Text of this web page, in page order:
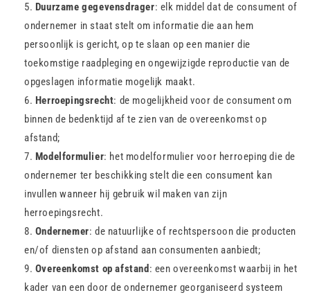
Duurzame gegevensdrager: elk middel dat de consument of
ondernemer in staat stelt om informatie die aan hem
persoonlijk is gericht, op te slaan op een manier die
toekomstige raadpleging en ongewijzigde reproductie van de
opgeslagen informatie mogelijk maakt.
Herroepingsrecht: de mogelijkheid voor de consument om
binnen de bedenktijd af te zien van de overeenkomst op
afstand;
Modelformulier: het modelformulier voor herroeping die de
ondernemer ter beschikking stelt die een consument kan
invullen wanneer hij gebruik wil maken van zijn
herroepingsrecht.
Ondernemer: de natuurlijke of rechtspersoon die producten
en/of diensten op afstand aan consumenten aanbiedt;
Overeenkomst op afstand : een overeenkomst waarbij in het
kader van een door de ondernemer georganiseerd systeem